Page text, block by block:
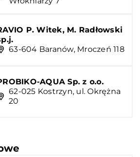
P. Witek, M. Radłowski
63-604 Baranów, Mroczeń 118
AQUA Sp. z o.o.
62-025 Kostrzyn, ul. Okrężna
20